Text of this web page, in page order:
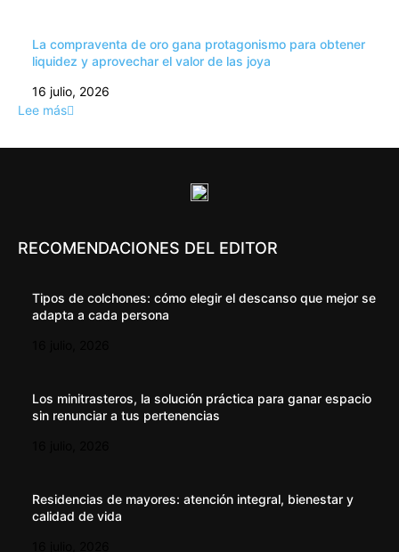
La compraventa de oro gana protagonismo para obtener
liquidez y aprovechar el valor de las joya
16 julio, 2026
Lee más
RECOMENDACIONES DEL EDITOR
Tipos de colchones: cómo elegir el descanso que mejor se
adapta a cada persona
Los minitrasteros, la solución práctica para ganar espacio
sin renunciar a tus pertenencias
Residencias de mayores: atención integral, bienestar y
calidad de vida